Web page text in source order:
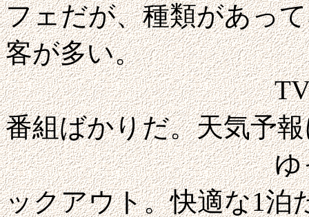
フェだが、種類があっ
客が多い。
TVはネルソン
番組ばかりだ。天気予
ゆっくり支度
ックアウト。快適な1泊